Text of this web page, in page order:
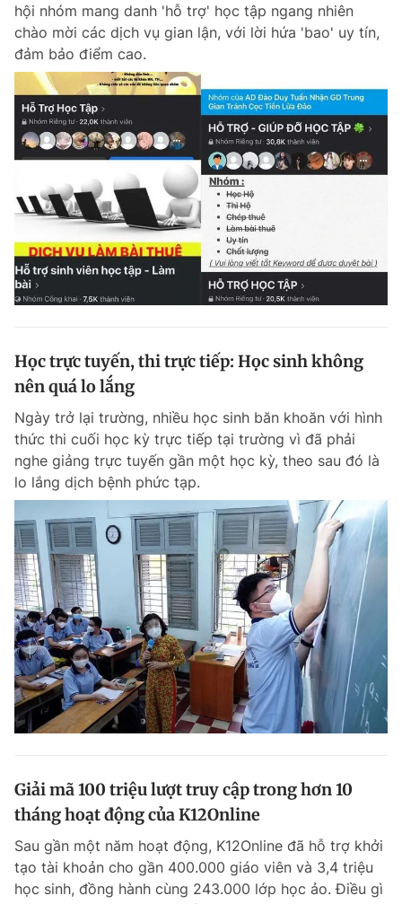
hội nhóm mang danh 'hỗ trợ' học tập ngang nhiên
chào mời các dịch vụ gian lận, với lời hứa 'bao' uy tín,
đảm bảo điểm cao.
Học trực tuyến, thi trực tiếp: Học sinh không
nên quá lo lắng
Ngày trở lại trường, nhiều học sinh băn khoăn với hình
thức thi cuối học kỳ trực tiếp tại trường vì đã phải
nghe giảng trực tuyến gần một học kỳ, theo sau đó là
lo lắng dịch bệnh phức tạp.
Giải mã 100 triệu lượt truy cập trong hơn 10
tháng hoạt động của K12Online
Sau gần một năm hoạt động, K12Online đã hỗ trợ khởi
tạo tài khoản cho gần 400.000 giáo viên và 3,4 triệu
học sinh, đồng hành cùng 243.000 lớp học ảo. Điều gì